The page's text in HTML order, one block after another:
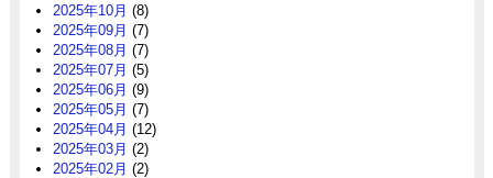
2025年10月 (8)
2025年09月 (7)
2025年08月 (7)
2025年07月 (5)
2025年06月 (9)
2025年05月 (7)
2025年04月 (12)
2025年03月 (2)
2025年02月 (2)